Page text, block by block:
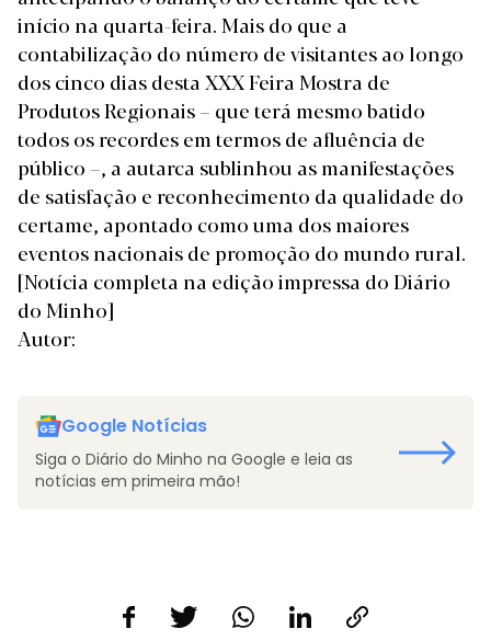
início na quarta-feira. Mais do que a
contabilização do número de visitantes ao longo
dos cinco dias desta XXX Feira Mostra de
Produtos Regionais – que terá mesmo batido
todos os recordes em termos de afluência de
público –, a autarca sublinhou as manifestações
de satisfação e reconhecimento da qualidade do
certame, apontado como uma dos maiores
eventos nacionais de promoção do mundo rural.
[Notícia completa na edição impressa do Diário
do Minho]
Autor:
Google Notícias
Siga o Diário do Minho na Google e leia as
notícias em primeira mão!